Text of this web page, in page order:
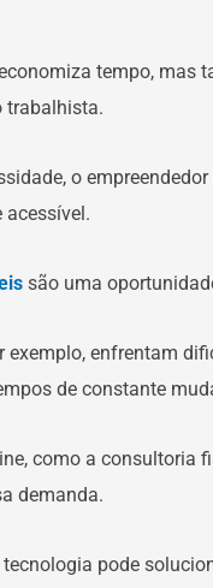
tempo,
trabalhista.
o
acessível.
são uma
exemplo, enfrentam
de constante
como a consultoria
demanda.
pode